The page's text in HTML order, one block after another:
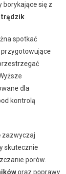
borykające się z
trądzik.
spotkać
przygotowujące
dla
kontrolą
zazwyczaj
skutecznie
porów.
oraz poprawy